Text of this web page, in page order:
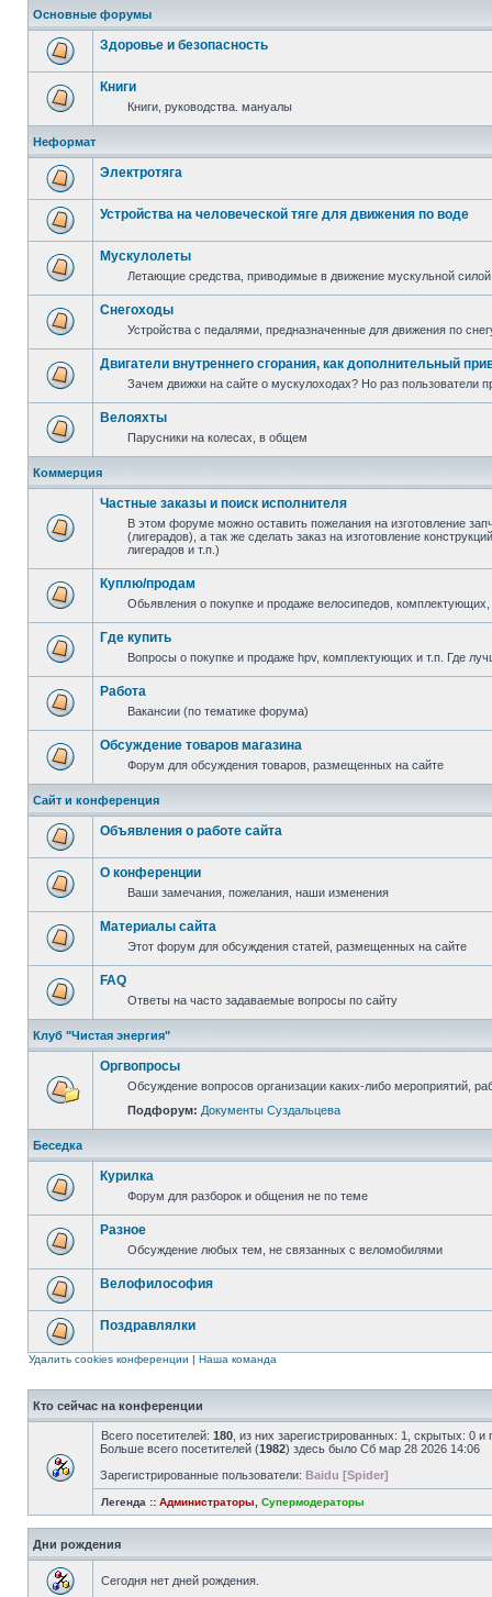
Основные форумы
Здоровье и безопасность
Книги
Книги, руководства. мануалы
Неформат
Электротяга
Устройства на человеческой тяге для движения по воде
Мускулолеты
Летающие средства, приводимые в движение мускульной силой
Снегоходы
Устройства с педалями, предназначенные для движения по
Двигатели внутреннего сгорания, как дополнительный
Зачем движки на сайте о мускулоходах? Но раз пользователи
Велояхты
Парусники на колесах, в общем
Коммерция
Частные заказы и поиск исполнителя
В этом форуме можно оставить пожелания на изготовление
(лигерадов), а так же сделать заказ на изготовление
лигерадов и т.п.)
Куплю/продам
Обьявления о покупке и продаже велосипедов,
Где купить
Вопросы о покупке и продаже hpv, комплектующих и т.п. Где
Работа
Вакансии (по тематике форума)
Обсуждение товаров магазина
Форум для обсуждения товаров, размещенных на сайте
Сайт и конференция
Объявления о работе сайта
О конференции
Ваши замечания, пожелания, наши изменения
Материалы сайта
Этот форум для обсуждения статей, размещенных на сайте
FAQ
Ответы на часто задаваемые вопросы по сайту
Клуб "Чистая энергия"
Оргвопросы
Обсуждение вопросов организации каких-либо мероприятий,
Подфорум: Документы Суздальцева
Беседка
Курилка
Форум для разборок и общения не по теме
Разное
Обсуждение любых тем, не связанных с веломобилями
Велофилософия
Поздравлялки
Удалить cookies конференции | Наша команда
Кто сейчас на конференции
Всего посетителей: 180 , из них зарегистрированных: 1, скрытых: 0
Больше всего посетителей (1982) здесь было Сб мар 28 2026 14:06
Зарегистрированные пользователи: Baidu [Spider]
Легенда :: Администраторы Супермодераторы
Дни рождения
Сегодня нет дней рождения.